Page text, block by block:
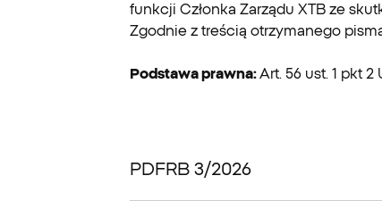
funkcji Członka Zarządu XTB ze
Zgodnie z treścią otrzymanego
Podstawa prawna:Art. 56 ust. 1 pkt
PDFRB 3/2026